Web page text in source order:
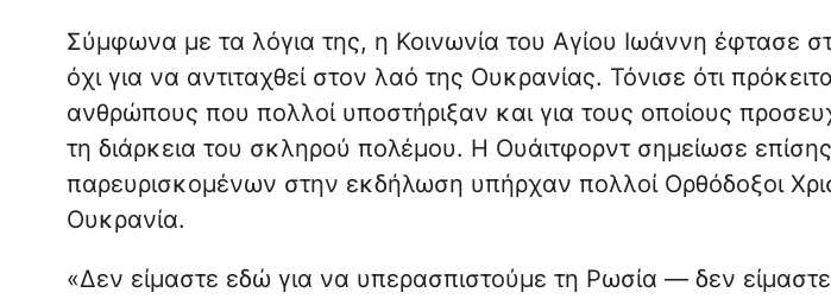
Σύμφωνα με τα λόγια της, η Κοινωνία του Αγίου Ιωάννη έφτασε
όχι για να αντιταχθεί στον λαό της Ουκρανίας. Τόνισε ότι
ανθρώπους που πολλοί υποστήριξαν και για τους οποίους
τη διάρκεια του σκληρού πολέμου. Η Ουάιτφορντ σημείωσε
παρευρισκομένων στην εκδήλωση υπήρχαν πολλοί Ορθόδοξοι
Ουκρανία.
«Δεν είμαστε εδώ για να υπερασπιστούμε τη Ρωσία — δεν